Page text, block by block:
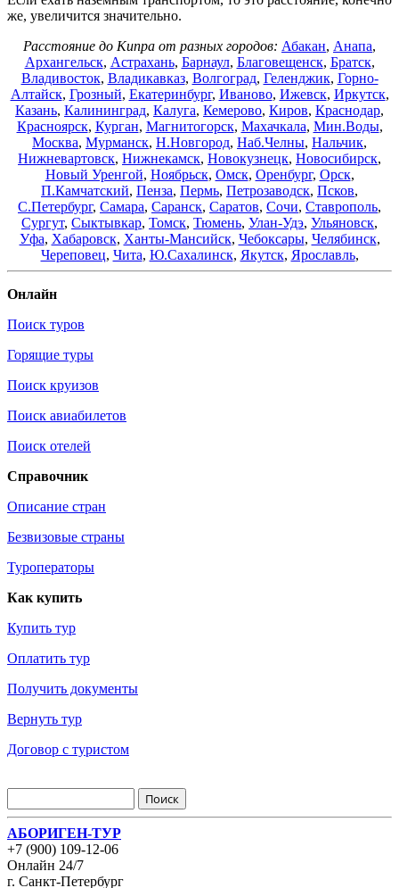
же, увеличится значительно.
Расстояние до Кипра от разных городов: Абакан, Анапа,
Архангельск, Астрахань, Барнаул, Благовещенск, Братск,
Владивосток, Владикавказ, Волгоград, Геленджик, Горно-
Алтайск, Грозный, Екатеринбург, Иваново, Ижевск, Иркутск,
Казань, Калининград, Калуга, Кемерово, Киров, Краснодар,
Красноярск, Курган, Магнитогорск, Махачкала, Мин.Воды,
Москва, Мурманск, Н.Новгород, Наб.Челны, Нальчик,
Нижневартовск, Нижнекамск, Новокузнецк, Новосибирск,
Новый Уренгой, Ноябрьск, Омск, Оренбург, Орск,
П.Камчатский, Пенза, Пермь, Петрозаводск, Псков,
С.Петербург, Самара, Саранск, Саратов, Сочи, Ставрополь,
Сургут, Сыктывкар, Томск, Тюмень, Улан-Удэ, Ульяновск,
Уфа, Хабаровск, Ханты-Мансийск, Чебоксары, Челябинск,
Череповец, Чита, Ю.Сахалинск, Якутск, Ярославль,
Онлайн
Поиск туров
Горящие туры
Поиск круизов
Поиск авиабилетов
Поиск отелей
Справочник
Описание стран
Безвизовые страны
Туроператоры
Как купить
Купить тур
Оплатить тур
Получить документы
Вернуть тур
Договор с туристом
АБОРИГЕН-ТУР
+7 (900) 109-12-06
Онлайн 24/7
г. Санкт-Петербург